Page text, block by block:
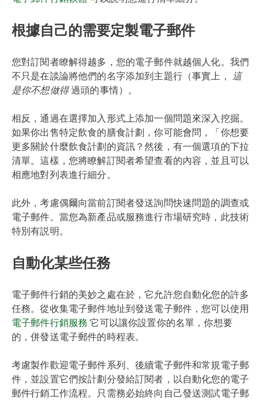
根據自己的需要定製電子郵件
您對訂閱者瞭解得越多，您的電子郵件就越個人化。我們
不只是在談論將他們的名字添加到主題行（事實上， 這
是你不想做得過頭的事情）。
相反，通過在選擇加入形式上添加一個問題來深入挖掘。
如果你出售特定飲食的膳食計劃，你可能會問，「你想要
更多關於什麼飲食計劃的資訊？然後，有一個選項的下拉
清單。這樣，您將瞭解訂閱者希望查看的內容，並且可以
相應地對列表進行細分。
此外，考慮偶爾向當前訂閱者發送詢問快速問題的調查或
電子郵件。當您為新產品或服務進行市場研究時，此技術
特別有説明。
自動化某些任務
電子郵件行銷的美妙之處在於，它允許您自動化您的許多
任務。從收集電子郵件地址到發送電子郵件，您可以使用
電子郵件行銷服務 它可以讓你設置你的名單，你想要
的，併發送電子郵件的時程表。
考慮製作歡迎電子郵件系列、後續電子郵件和常規電子郵
件，並設置它們按計劃分發給訂閱者，以自動化您的電子
郵件行銷工作流程。只需務必始終向自己發送測試電子郵